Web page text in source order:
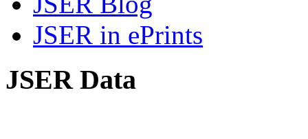
JSER in ePrints
JSER Data